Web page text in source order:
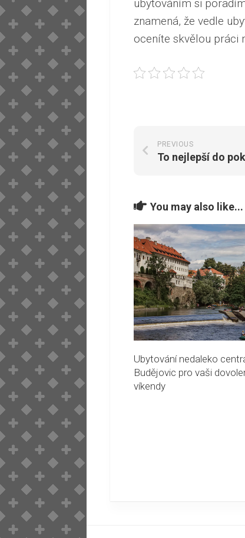
ubytováním si
znamená, že vedle
oceníte skvělou práci
PREVIOUS
To nejlepší do
You may also like...
Ubytování nedaleko
Budějovic pro vaši
víkendy